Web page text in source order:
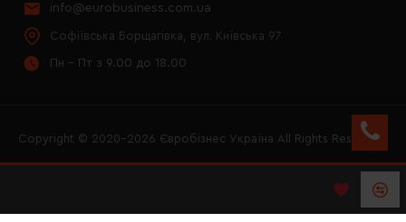
info@eurobusiness.com.ua
Софіївська Борщагівка, вул. Київська 97
Пн - Пт з 9.00 до 18.00
Copyright © 2020–2026 Євробізнес Україна All Rights Reserved
LOGO ЄВРОБІЗНЕС